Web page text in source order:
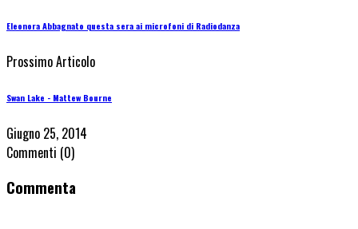
Eleonora Abbagnato questa sera ai microfoni di Radiodanza
Prossimo Articolo
Swan Lake - Mattew Bourne
Giugno 25, 2014
Commenti (0)
Commenta